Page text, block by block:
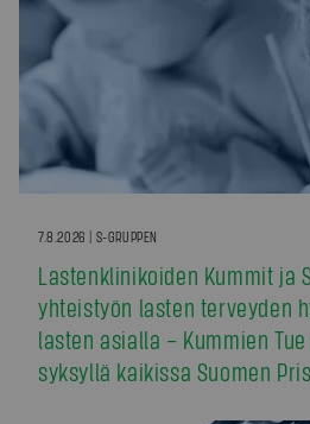
7.8.2026 | S-GRUPPEN
Lastenklinikoiden Kummit ja
yhteistyön lasten terveyden
lasten asialla – Kummien
syksyllä kaikissa Suomen